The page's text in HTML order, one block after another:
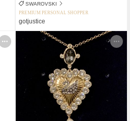
SWAROVSKI
PREMIUM PERSONAL SHOPPER
gotjustice